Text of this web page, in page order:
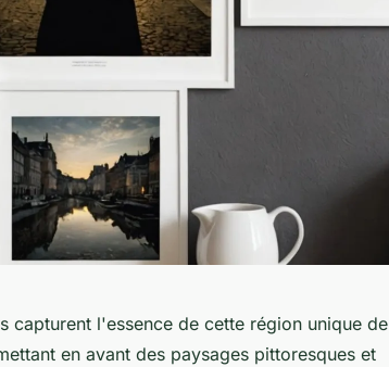
capturent l'essence de cette région unique de
en avant des paysages pittoresques et